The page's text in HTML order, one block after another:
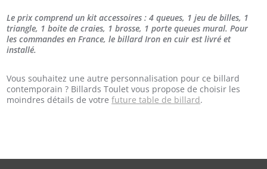
Le prix comprend un kit accessoires : 4 queues, 1 jeu de billes, 1
triangle, 1 boite de craies, 1 brosse, 1 porte queues mural. Pour
les commandes en France, le billard Iron en cuir est livré et
installé.
Vous souhaitez une autre personnalisation pour ce billard
contemporain ? Billards Toulet vous propose de choisir les
moindres détails de votrefuture table de billard.